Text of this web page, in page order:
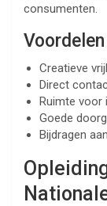
consumenten.
Creatieve
Direct
Ruimte voor
Goede
Bijdragen